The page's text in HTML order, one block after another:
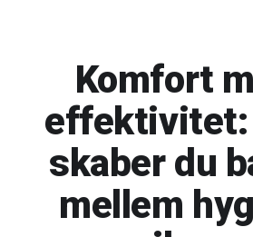
Komfort
effektivitet:
skaber du
mellem